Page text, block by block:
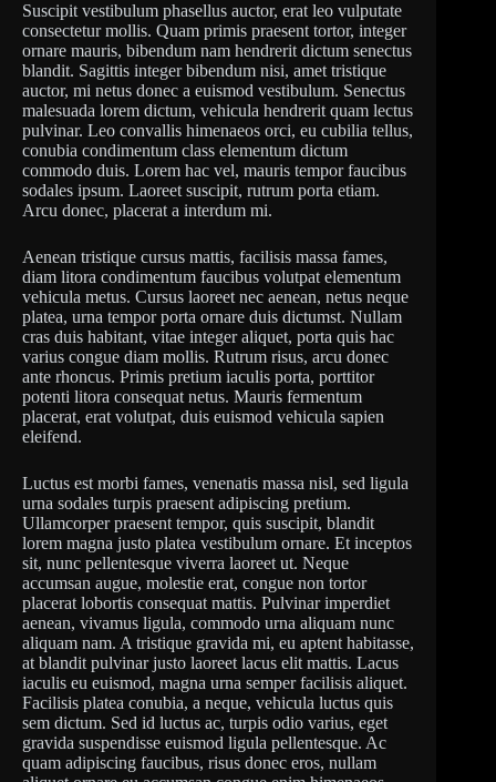
Suscipit vestibulum phasellus auctor, erat leo vulputate
consectetur mollis. Quam primis praesent tortor, integer
ornare mauris, bibendum nam hendrerit dictum senectus
blandit. Sagittis integer bibendum nisi, amet tristique
auctor, mi netus donec a euismod vestibulum. Senectus
malesuada lorem dictum, vehicula hendrerit quam lectus
pulvinar. Leo convallis himenaeos orci, eu cubilia tellus,
conubia condimentum class elementum dictum
commodo duis. Lorem hac vel, mauris tempor faucibus
sodales ipsum. Laoreet suscipit, rutrum porta etiam.
Arcu donec, placerat a interdum mi.
Aenean tristique cursus mattis, facilisis massa fames,
diam litora condimentum faucibus volutpat elementum
vehicula metus. Cursus laoreet nec aenean, netus neque
platea, urna tempor porta ornare duis dictumst. Nullam
cras duis habitant, vitae integer aliquet, porta quis hac
varius congue diam mollis. Rutrum risus, arcu donec
ante rhoncus. Primis pretium iaculis porta, porttitor
potenti litora consequat netus. Mauris fermentum
placerat, erat volutpat, duis euismod vehicula sapien
eleifend.
Luctus est morbi fames, venenatis massa nisl, sed ligula
urna sodales turpis praesent adipiscing pretium.
Ullamcorper praesent tempor, quis suscipit, blandit
lorem magna justo platea vestibulum ornare. Et inceptos
sit, nunc pellentesque viverra laoreet ut. Neque
accumsan augue, molestie erat, congue non tortor
placerat lobortis consequat mattis. Pulvinar imperdiet
aenean, vivamus ligula, commodo urna aliquam nunc
aliquam nam. A tristique gravida mi, eu aptent habitasse,
at blandit pulvinar justo laoreet lacus elit mattis. Lacus
iaculis eu euismod, magna urna semper facilisis aliquet.
Facilisis platea conubia, a neque, vehicula luctus quis
sem dictum. Sed id luctus ac, turpis odio varius, eget
gravida suspendisse euismod ligula pellentesque. Ac
quam adipiscing faucibus, risus donec eros, nullam